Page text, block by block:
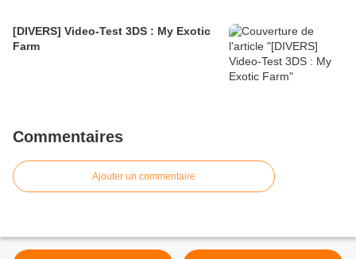
[DIVERS] Video-Test 3DS : My Exotic
Farm
Commentaires
Ajouter un commentaire